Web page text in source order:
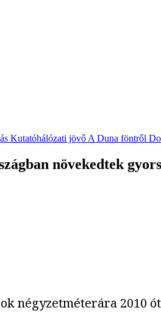
Kutatóhálózati jövő A Duna föntről
növekedtek
négyzetméterára 2010